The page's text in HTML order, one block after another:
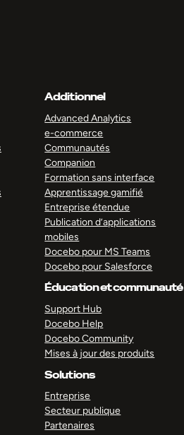
Additionnel
Advanced Analytics
e-commerce
Communautés
Companion
Formation sans interface
Apprentissage gamifié
Entreprise étendue
Publication d’applications
mobiles
Docebo pour MS Teams
Docebo pour Salesforce
Éducation et communauté
Support Hub
Docebo Help
Docebo Community
Mises à jour des produits
Solutions
Entreprise
Secteur publique
Partenaires